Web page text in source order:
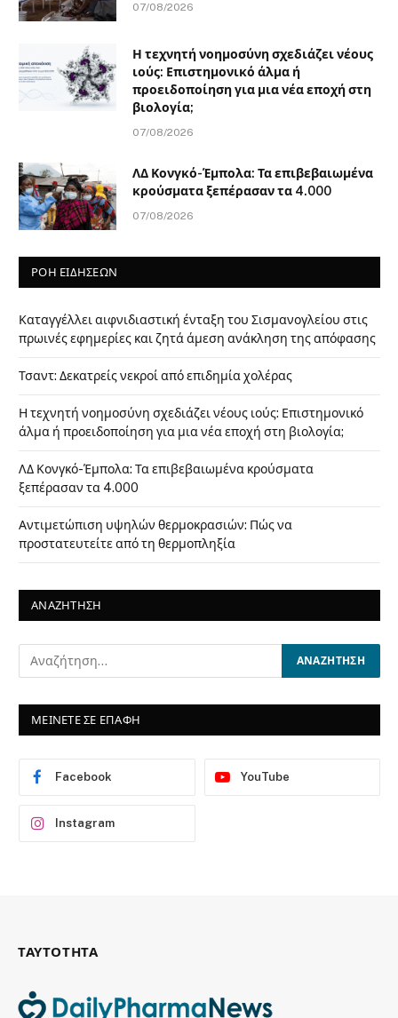
07/08/2026
Η τεχνητή νοημοσύνη σχεδιάζει νέους
ιούς: Επιστημονικό άλμα ή
προειδοποίηση για μια νέα εποχή στη
βιολογία;
07/08/2026
ΛΔ Κονγκό-Έμπολα: Τα επιβεβαιωμένα
κρούσματα ξεπέρασαν τα 4.000
07/08/2026
ΡΟΗ ΕΙΔΗΣΕΩΝ
Καταγγέλλει αιφνιδιαστική ένταξη του Σισμανογλείου στις
πρωινές εφημερίες και ζητά άμεση ανάκληση της απόφασης
Τσαντ: Δεκατρείς νεκροί από επιδημία χολέρας
Η τεχνητή νοημοσύνη σχεδιάζει νέους ιούς: Επιστημονικό
άλμα ή προειδοποίηση για μια νέα εποχή στη βιολογία;
ΛΔ Κονγκό-Έμπολα: Τα επιβεβαιωμένα κρούσματα
ξεπέρασαν τα 4.000
Αντιμετώπιση υψηλών θερμοκρασιών: Πώς να
προστατευτείτε από τη θερμοπληξία
ΑΝΑΖΗΤΗΣΗ
ΜΕΙΝΕΤΕ ΣΕ ΕΠΑΦΗ
Facebook YouTube
Instagram
ΤΑΥΤΟΤΗΤΑ